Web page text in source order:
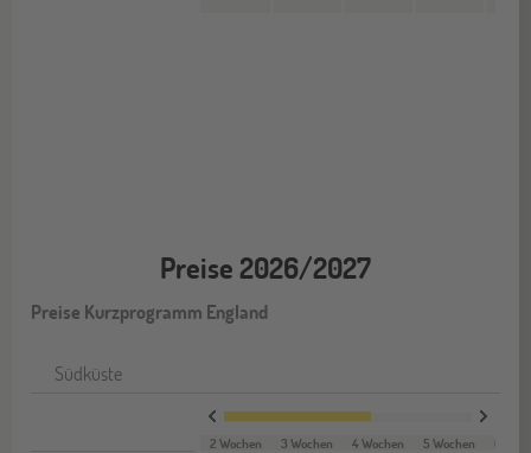
Preise 2026/2027
Preise Kurzprogramm England
Südküste
2 Wochen 3 Wochen 4 Wochen 5 Wochen